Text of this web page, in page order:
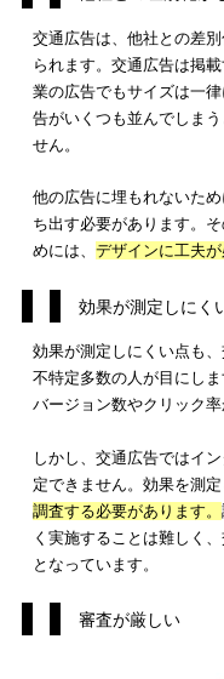
上手く利用すれば効果
デメリットもあります
リットを見落とすと期
期待通りの宣伝効果を
ットを把握し、交通広
他社との差別化がしに
効果が測定しにくい